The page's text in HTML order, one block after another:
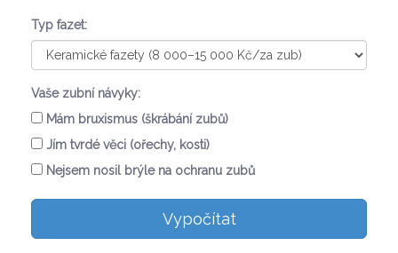
Typ fazet:
Vaše zubní návyky:
Mám bruxismus (škrábání zubů)
Jím tvrdé věci (ořechy, kosti)
Nejsem nosil brýle na ochranu zubů
Vypočítat